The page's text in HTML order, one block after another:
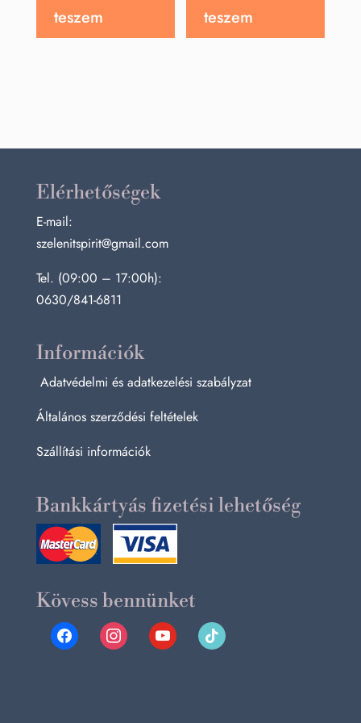
teszem
teszem
Elérhetőségek
E-mail:
szelenitspirit@gmail.com
Tel. (09:00 – 17:00h):
0630/841-6811
Információk
Adatvédelmi és adatkezelési szabályzat
Általános szerződési feltételek
Szállítási információk
Bankkártyás fizetési lehetőség
Kövess bennünket
facebookinstagramyoutube tiktok